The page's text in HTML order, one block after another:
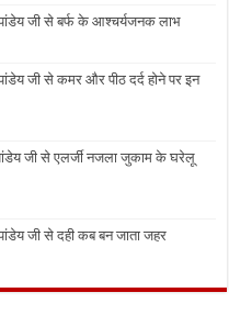
पांडेय जी से बर्फ के आश्चर्यजनक लाभ
जी से कमर और पीठ दर्द होने पर इन
जी से एलर्जी नजला जुकाम के घरेलू
जी से दही कब बन जाता जहर